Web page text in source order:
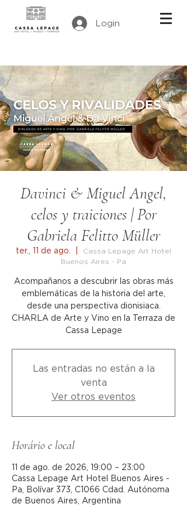
Login
Davinci & Miguel Angel,
celos y traiciones | Por
Gabriela Felitto Müller
ter., 11 de ago.
Cassa Lepage Art Hotel
Buenos Aires - Pa
Acompañanos a descubrir las obras más
emblemáticas de la historia del arte,
desde una perspectiva dionisiaca.
CHARLA de Arte y Vino en la Terraza de
Cassa Lepage
Las entradas no están a la
venta
Ver otros eventos
Horário e local
11 de ago. de 2026, 19:00 – 23:00
Cassa Lepage Art Hotel Buenos Aires -
Pa, Bolívar 373, C1066 Cdad. Autónoma
de Buenos Aires, Argentina